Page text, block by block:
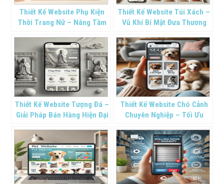
Thiết Kế Website Phụ Kiện
Thời Trang Nữ – Nâng Tầm
Thương Hiệu
Thiết Kế Website Túi Xách –
Vũ Khí Bí Mật Đưa Thương
Thiết Kế Website Tượng Đá –
Giải Pháp Bán Hàng Hiện Đại
Thiết Kế Website Chó Cảnh
Chuyên Nghiệp – Tối Ưu
Kiểng